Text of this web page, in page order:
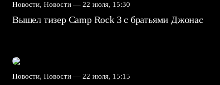
Новости, Новости — 22 июля, 15:30
Вышел тизер Camp Rock 3 с братьями Джонас
Новости, Новости — 22 июля, 15:15